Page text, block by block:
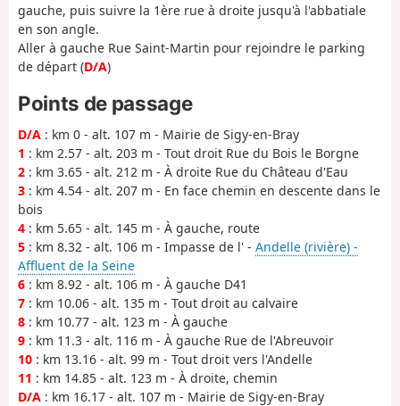
gauche, puis suivre la 1ère rue à droite jusqu'à l'abbatiale
en son angle.
Aller à gauche Rue Saint-Martin pour rejoindre le parking
de départ (D/A)
Points de passage
D/A : km 0 - alt. 107 m - Mairie de Sigy-en-Bray
1 : km 2.57 - alt. 203 m - Tout droit Rue du Bois le Borgne
2 : km 3.65 - alt. 212 m - À droite Rue du Château d'Eau
3 : km 4.54 - alt. 207 m - En face chemin en descente dans le
bois
4 : km 5.65 - alt. 145 m - À gauche, route
5 : km 8.32 - alt. 106 m - Impasse de l' - Andelle (rivière) -
Affluent de la Seine
6 : km 8.92 - alt. 106 m - À gauche D41
7 : km 10.06 - alt. 135 m - Tout droit au calvaire
8 : km 10.77 - alt. 123 m - À gauche
9 : km 11.3 - alt. 116 m - À gauche Rue de l'Abreuvoir
10 : km 13.16 - alt. 99 m - Tout droit vers l'Andelle
11 : km 14.85 - alt. 123 m - À droite, chemin
D/A : km 16.17 - alt. 107 m - Mairie de Sigy-en-Bray